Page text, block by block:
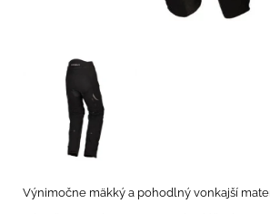
Výnimočne mäkký a pohodlný vonkajší